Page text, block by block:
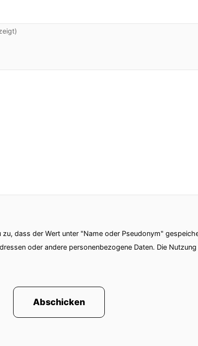
dass der Wert unter "Name oder Pseudonym"
oder andere personenbezogene Daten. Die
Abschicken